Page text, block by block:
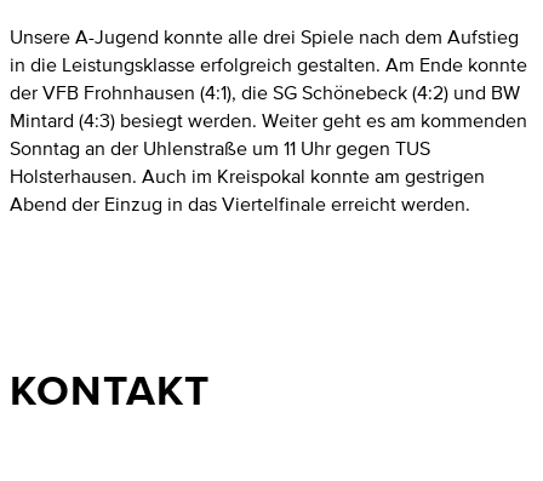
Unsere A-Jugend konnte alle drei Spiele nach dem Aufstieg
in die Leistungsklasse erfolgreich gestalten. Am Ende konnte
der VFB Frohnhausen (4:1), die SG Schönebeck (4:2) und BW
Mintard (4:3) besiegt werden. Weiter geht es am kommenden
Sonntag an der Uhlenstraße um 11 Uhr gegen TUS
Holsterhausen. Auch im Kreispokal konnte am gestrigen
Abend der Einzug in das Viertelfinale erreicht werden.
KONTAKT